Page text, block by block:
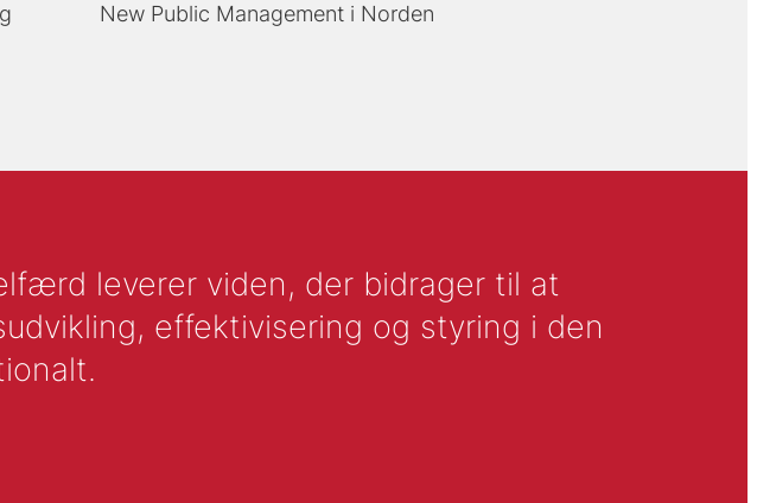
New Public Management i Norden
leverer viden, der bidrager til at
effektivisering og styring i den